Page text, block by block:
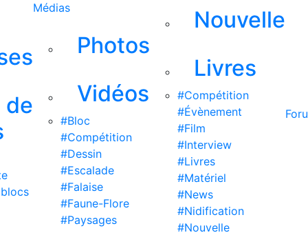
de
Médias
Photos
Vidéos
#Bloc
#Compétition
#Dessin
#Escalade
#Falaise
#Faune-Flore
#Paysages
Nouvelle
Livres
#Compétition
#Évènement
#Film
#Interview
#Livres
#Matériel
#News
#Nidification
#Nouvelle